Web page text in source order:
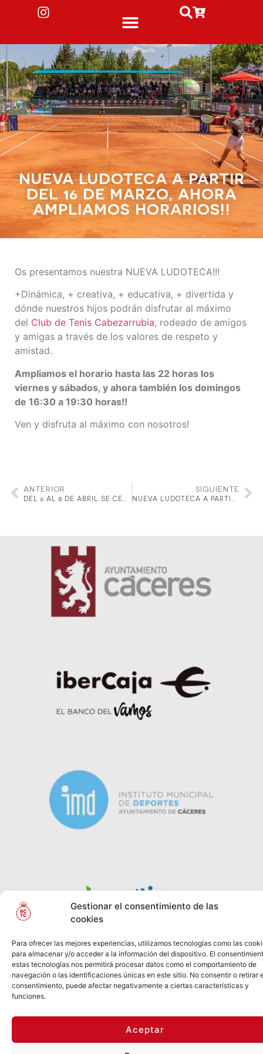
Gestionar el consentimiento de las
cookies
Para ofrecer las mejores experiencias, utilizamos tecnologías como las
para almacenar y/o acceder a la información del dispositivo. El
estas tecnologías nos permitirá procesar datos como el comportamiento de
navegación o las identificaciones únicas en este sitio. No consentir o retirar
consentimiento, puede afectar negativamente a ciertas características y
funciones.
Aceptar
NUEVA LUDOTECA A PARTIR
DEL 16 DE MARZO, AHORA
AMPLIAMOS HORARIOS!!
Os presentamos nuestra NUEVA LUDOTECA!!!
+Dinámica, + creativa, + educativa, + divertida y
dónde nuestros hijos podrán disfrutar al máximo
del Club de Tenis Cabezarrubia, rodeado de amigos
y amigas a través de los valores de respeto y
amistad.
Ampliamos el horario hasta las 22 horas los
viernes y sábados, y ahora también los domingos
de 16:30 a 19:30 horas!!
Ven y disfruta al máximo con nosotros!
ANTERIOR SIGUIENTE
© REAL CLUB DE
TENIS
CABEZARRUBIA
2026Política de Privacidad
Información Legal Política